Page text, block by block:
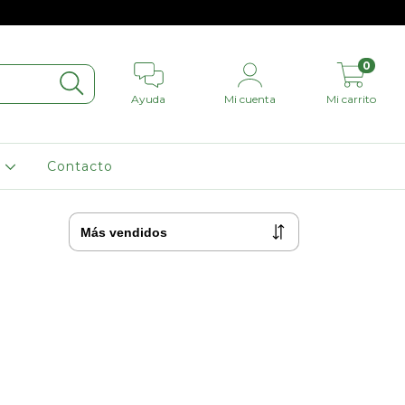
Ayuda Mi cuenta Mi carrito
0
Contacto